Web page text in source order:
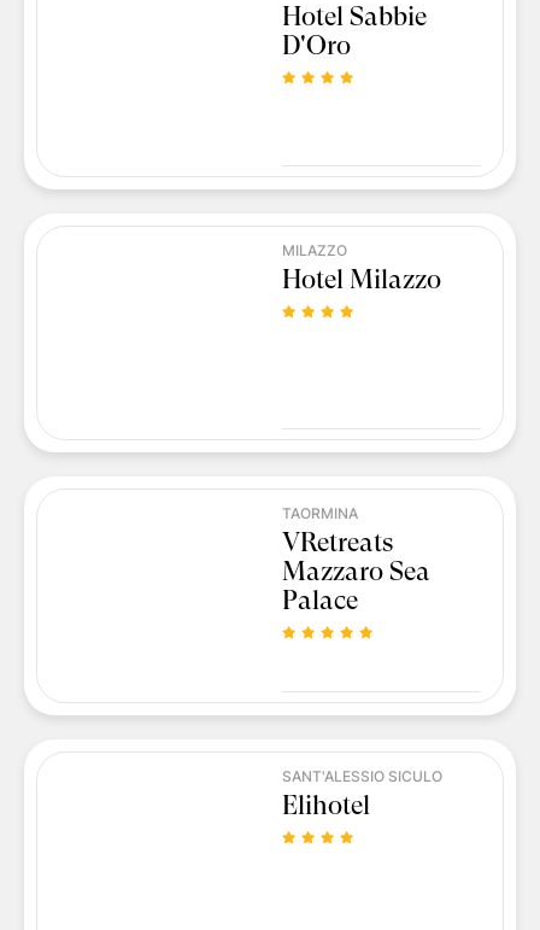
Hotel Sabbie
D'Oro
MILAZZO
Hotel Milazzo
TAORMINA
VRetreats
Mazzaro Sea
Palace
SANT'ALESSIO SICULO
Elihotel